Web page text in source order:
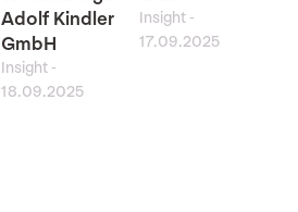
Adolf Kindler
GmbH
Insight -
18.09.2025
Insight-
17.09.2025